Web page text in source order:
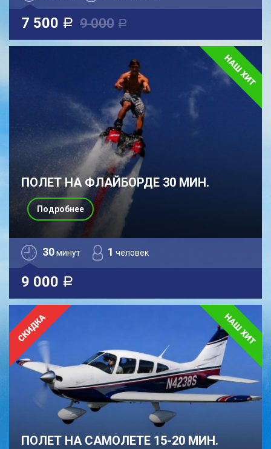
7 500 a 9 000 a
ПОЛЕТ НА ФЛАЙБОРДЕ 30 МИН.
30минут 1 человек
9 000 a
Подробнее
ПОЛЕТ НА САМОЛЕТЕ 15-20 МИН.